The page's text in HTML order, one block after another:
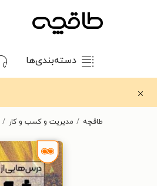
دسته‌بندی‌ها
طاقچه مدیریت و کسب و کار